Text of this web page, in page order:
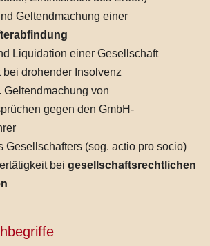
Geltendmachung einer
Liquidation einer Gesellschaft
bei drohender Insolvenz
Geltendmachung von
gegen den GmbH-
Gesellschafters (sog. actio pro socio)
bei gesellschaftsrechtlichen